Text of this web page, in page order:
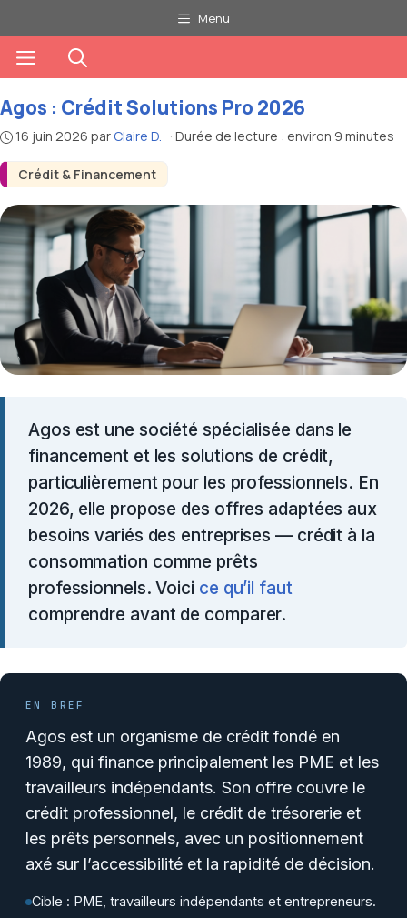
au
contenu
Menu
Menu
Crédit & Financement
Agos : Crédit Solutions Pro 2026
16 juin 2026 par Claire D. · Durée de lecture : environ 9 minutes
Agos est une société spécialisée dans le
financement et les solutions de crédit,
particulièrement pour les professionnels. En
2026, elle propose des offres adaptées aux
besoins variés des entreprises — crédit à la
consommation comme prêts
professionnels. Voici ce qu’il faut
comprendre avant de comparer.
EN BREF
Agos est un organisme de crédit fondé en
1989, qui finance principalement les PME et les
travailleurs indépendants. Son offre couvre le
crédit professionnel, le crédit de trésorerie et
les prêts personnels, avec un positionnement
axé sur l’accessibilité et la rapidité de décision.
Cible : PME, travailleurs indépendants et entrepreneurs.